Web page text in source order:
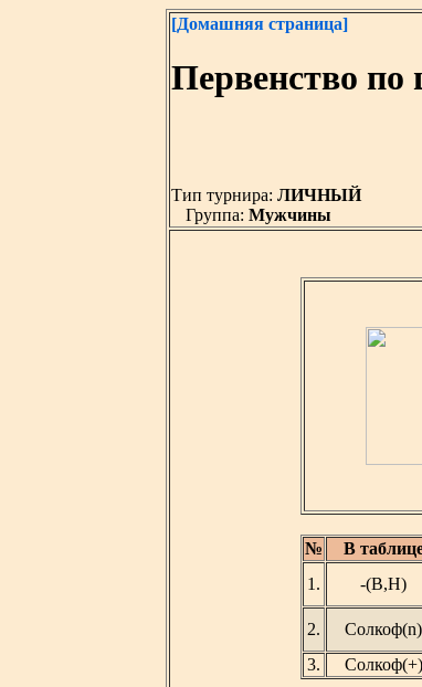
[Домашняя страница]
Первенство
Тип турнира: ЛИЧНЫЙ
Группа: Мужчины
№ В
1.
-(В,Н)
2.
Солкоф(n)
3.
Солкоф(+)